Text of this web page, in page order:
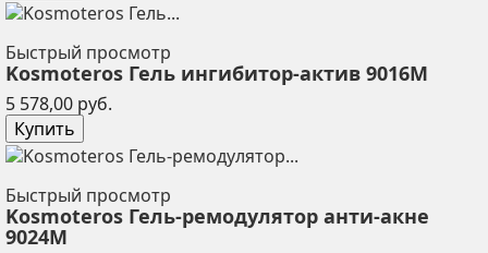
Быстрый просмотр
Kosmoteros Гель ингибитор-актив 9016М
5 578,00 руб.
Купить
Быстрый просмотр
Kosmoteros Гель-ремодулятор анти-акне
9024М